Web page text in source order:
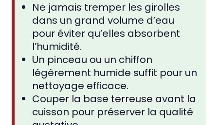
Ne jamais tremper les girolles
dans un grand volume d’eau
pour éviter qu’elles absorbent
l’humidité.
Un pinceau ou un chiffon
légèrement humide suffit pour un
nettoyage efficace.
Couper la base terreuse avant la
cuisson pour préserver la qualité